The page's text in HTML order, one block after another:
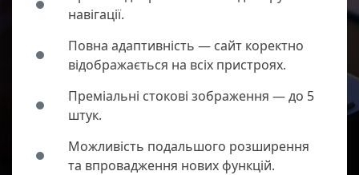
навігації.
Повна адаптивність — сайт коректно
відображається на всіх пристроях.
Преміальні стокові зображення — до 5
штук.
Можливість подальшого розширення
та впровадження нових функцій.